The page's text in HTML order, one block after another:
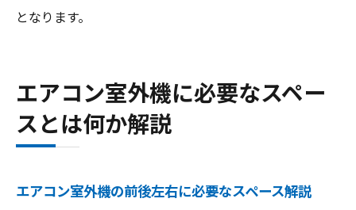
となります。
エアコン室外機に必要なスペー
スとは何か解説
エアコン室外機の前後左右に必要なスペース解説